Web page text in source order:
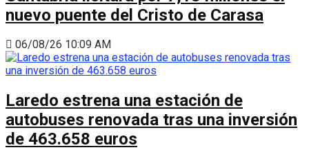
nuevo puente del Cristo de Carasa
06/08/26 10:09 AM
Laredo estrena una estación de
autobuses renovada tras una inversión
de 463.658 euros